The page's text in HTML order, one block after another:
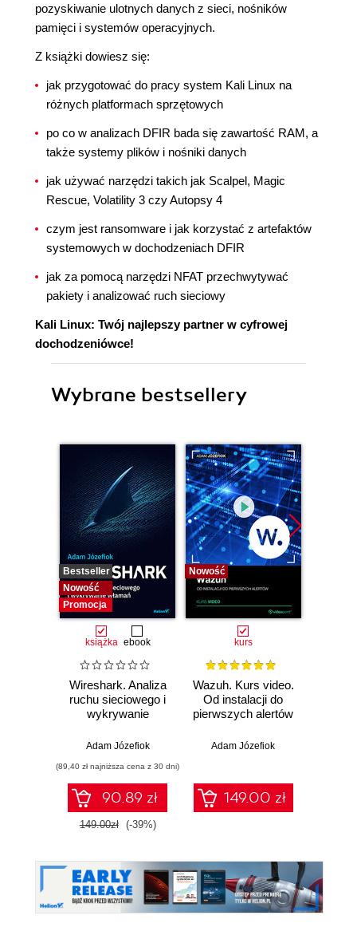
pozyskiwanie ulotnych danych z sieci, nośników
pamięci i systemów operacyjnych.
Z książki dowiesz się:
jak przygotować do pracy system Kali Linux na
różnych platformach sprzętowych
po co w analizach DFIR bada się zawartość RAM, a
także systemy plików i nośniki danych
jak używać narzędzi takich jak Scalpel, Magic
Rescue, Volatility 3 czy Autopsy 4
czym jest ransomware i jak korzystać z artefaktów
systemowych w dochodzeniach DFIR
jak za pomocą narzędzi NFAT przechwytywać
pakiety i analizować ruch sieciowy
Kali Linux: Twój najlepszy partner w cyfrowej
dochodzeniówce!
Wybrane bestsellery
Bestseller
Nowość
Promocja
książka ebook
Wireshark. Analiza
ruchu sieciowego i
wykrywanie
Adam Józefiok
(89,40 zł najniższa cena z 30 dni)
90.89 zł
149.00zł (-39%)
Nowość
kurs
Wazuh. Kurs video.
Od instalacji do
pierwszych alertów
Adam Józefiok
149.00 zł